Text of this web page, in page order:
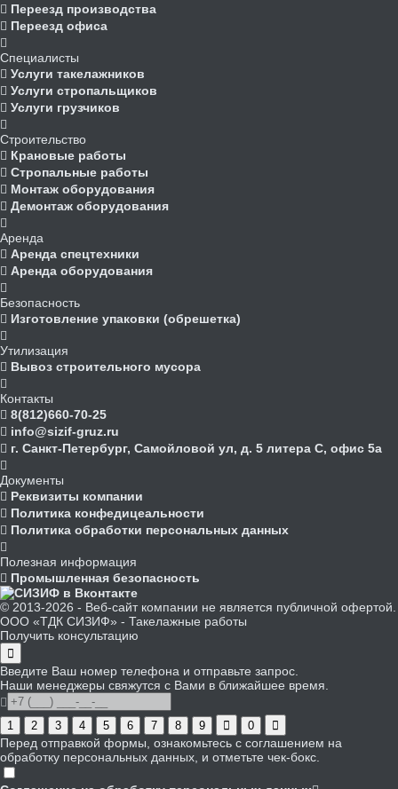
Переезд производства
Переезд офиса
Специалисты
Услуги такелажников
Услуги стропальщиков
Услуги грузчиков
Строительство
Крановые работы
Стропальные работы
Монтаж оборудования
Демонтаж оборудования
Аренда
Аренда спецтехники
Аренда оборудования
Безопасность
Изготовление упаковки (обрешетка)
Утилизация
Вывоз строительного мусора
Контакты
8(812)660-70-25
info@sizif-gruz.ru
г. Санкт-Петербург, Самойловой ул, д. 5 литера С, офис 5а
Документы
Реквизиты компании
Политика конфедицеальности
Политика обработки персональных данных
Полезная информация
Промышленная безопасность
© 2013-2026 - Веб-сайт компании не является публичной офертой.
ООО «ТДК СИЗИФ» - Такелажные работы
Получить консультацию
Введите Ваш номер телефона и отправьте запрос.
Наши менеджеры свяжутся с Вами в ближайшее время.
1 2 3 4 5 6 7 8 9 0
Перед отправкой формы, ознакомьтесь с соглашением на
обработку персональных данных, и отметьте чек-бокс.